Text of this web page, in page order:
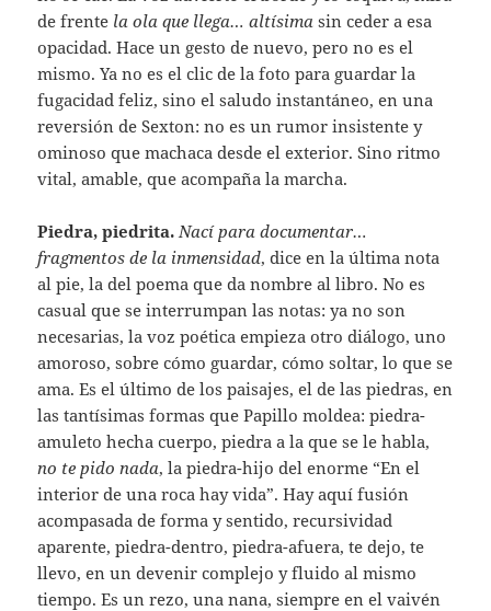
de frente la ola que llega… altísimasin ceder a esa
opacidad. Hace un gesto de nuevo, pero no es el
mismo. Ya no es el clic de la foto para guardar la
fugacidad feliz, sino el saludo instantáneo, en una
reversión de Sexton: no es un rumor insistente y
ominoso que machaca desde el exterior. Sino ritmo
vital, amable, que acompaña la marcha.
Piedra, piedrita. Nací para documentar…
fragmentos de la inmensidad, dice en la última nota
al pie, la del poema que da nombre al libro. No es
casual que se interrumpan las notas: ya no son
necesarias, la voz poética empieza otro diálogo, uno
amoroso, sobre cómo guardar, cómo soltar, lo que se
ama. Es el último de los paisajes, el de las piedras, en
las tantísimas formas que Papillo moldea: piedra-
amuleto hecha cuerpo, piedra a la que se le habla,
no te pido nada, la piedra-hijo del enorme “En el
interior de una roca hay vida”. Hay aquí fusión
acompasada de forma y sentido, recursividad
aparente, piedra-dentro, piedra-afuera, te dejo, te
llevo, en un devenir complejo y fluido al mismo
tiempo. Es un rezo, una nana, siempre en el vaivén